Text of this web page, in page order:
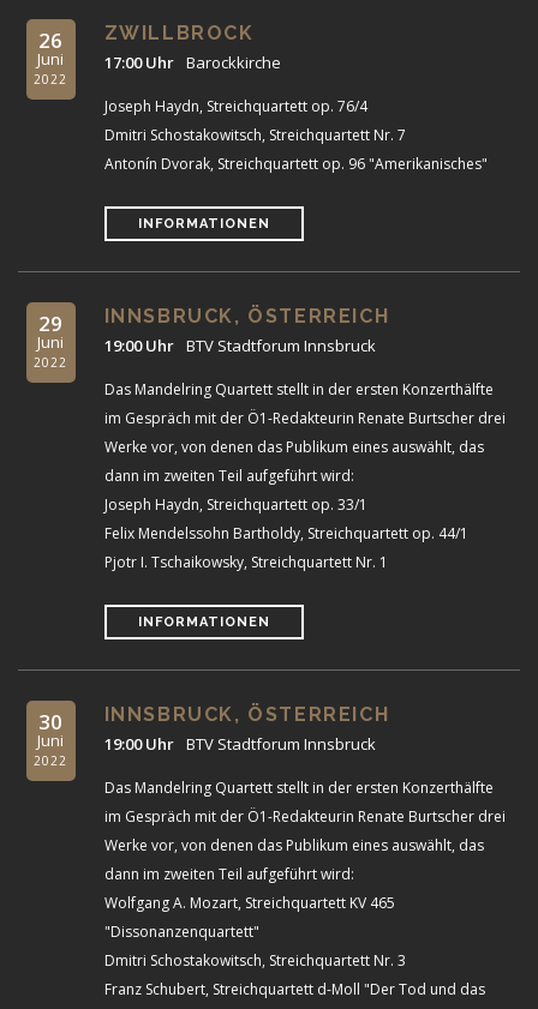
26
Juni
2022
ZWILLBROCK
17:00 Uhr Barockkirche
Joseph Haydn, Streichquartett op. 76/4
Dmitri Schostakowitsch, Streichquartett Nr. 7
Antonín Dvorak, Streichquartett op. 96 "Amerikanisches"
INFORMATIONEN
29
Juni
2022
INNSBRUCK, ÖSTERREICH
19:00 Uhr BTV Stadtforum Innsbruck
Das Mandelring Quartett stellt in der ersten Konzerthälfte
im Gespräch mit der Ö1-Redakteurin Renate Burtscher drei
Werke vor, von denen das Publikum eines auswählt, das
dann im zweiten Teil aufgeführt wird:
Joseph Haydn, Streichquartett op. 33/1
Felix Mendelssohn Bartholdy, Streichquartett op. 44/1
Pjotr I. Tschaikowsky, Streichquartett Nr. 1
INFORMATIONEN
30
Juni
2022
INNSBRUCK, ÖSTERREICH
19:00 Uhr BTV Stadtforum Innsbruck
Das Mandelring Quartett stellt in der ersten Konzerthälfte
im Gespräch mit der Ö1-Redakteurin Renate Burtscher drei
Werke vor, von denen das Publikum eines auswählt, das
dann im zweiten Teil aufgeführt wird:
Wolfgang A. Mozart, Streichquartett KV 465
"Dissonanzenquartett"
Dmitri Schostakowitsch, Streichquartett Nr. 3
Franz Schubert, Streichquartett d-Moll "Der Tod und das